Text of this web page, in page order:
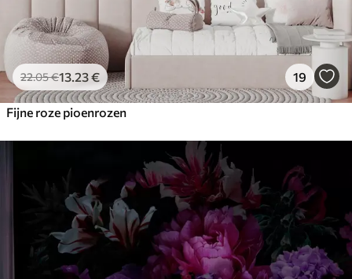
22.05€13 .23€ 19
Fijne roze pioenrozen